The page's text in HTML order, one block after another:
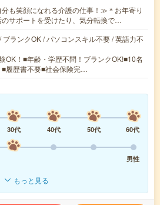
も笑顔になれる介護の仕事！≫＊お年寄り
サポートを受けたり、気分転換で…
ブランクOK / パソコンスキル不要 / 英語力不
OK！■年齢・学歴不問！ブランクOK!■10名
■履歴書不要■社会保険完…
30代 40代 50代
60代
男性
もっと見る